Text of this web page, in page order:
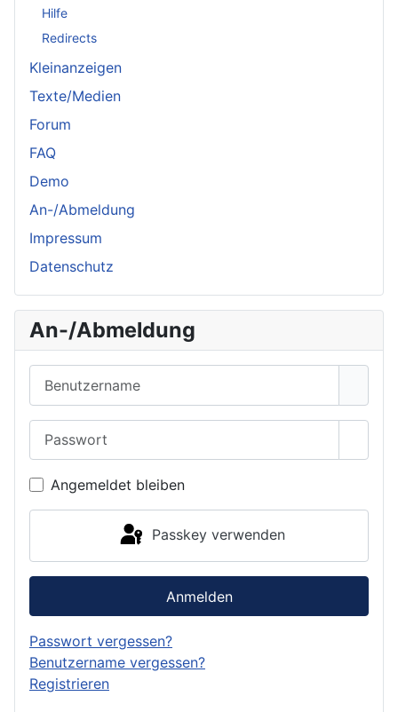
Hilfe
Redirects
Kleinanzeigen
Texte/Medien
Forum
FAQ
Demo
An-/Abmeldung
Impressum
Datenschutz
An-/Abmeldung
Angemeldet bleiben
Passkey verwenden
Anmelden
Passwort vergessen?
Benutzername vergessen?
Registrieren